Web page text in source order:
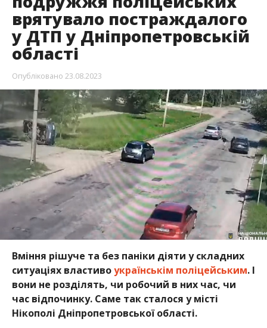
врятувало постраждалого
у ДТП у Дніпропетровській
області
Опубліковано 23.08.2023
Вміння рішуче та без паніки діяти у складних
ситуаціях властивоукраїнськім поліцейським. І
вони не розділять, чи робочий в них час, чи
час відпочинку. Саме так сталося у місті
Нікополі Дніпропетровської області.